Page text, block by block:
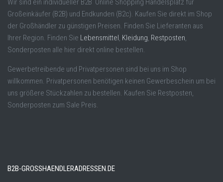
Großeinkäufer (B2B) und Endkunden (B2c). Kaufen Sie direkt im Shop
der Großhändler zu günstigen Preisen. Finden Sie Lieferanten aus
Ihrer Region. Finden Sie Lebensmittel Kleidung Restposten
Sonderposten alle hier direkt online bestellen.
Gewerbetreibende und Privatpersonen sind bei uns im Shop
willkommen. Privatpersonen benötigen keinen Gewerbeschein um bei
uns größere Stückzahlen zu bestellen. Kaufen Sie Restposten,
Sonderposten zum Sale Preis.
B2B-GROSSHAENDLERADRESSEN.DE